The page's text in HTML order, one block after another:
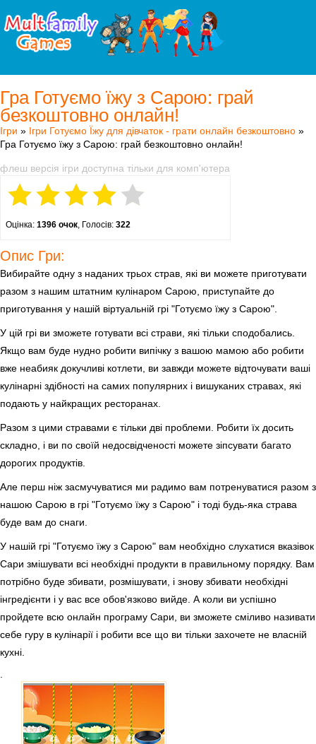
Гра Готуємо їжу з Сарою: грай
безкоштовно онлайн!
Ігри » Ігри Готуємо Їжу для дівчаток - грати онлайн безкоштовно »
Гра Готуємо їжу з Сарою: грай безкоштовно онлайн!
флеш версія ігри доступна тільки для комп'ютера
Оцінка: 1396 очок, Голосів: 322
Опис Гри:
Вибирайте одну з наданих трьох страв, які ви можете приготувати
разом з нашим штатним кулінаром Сарою, приступайте до
приготування у нашій віртуальній грі "Готуємо їжу з Сарою".
У цій грі ви зможете готувати всі страви, які тільки сподобались.
Якщо вам буде нудно робити випічку з вашою мамою або робити
вже неабияк докучливі котлети, ви завжди можете відточувати ваші
кулінарні здібності на самих популярних і вишуканих стравах, які
подають у найкращих ресторанах.
Разом з цими стравами є тільки дві проблеми. Робити їх досить
складно, і ви по своїй недосвідченості можете зіпсувати багато
дорогих продуктів.
Але перш ніж засмучуватися ми радимо вам потренуватися разом з
нашою Сарою в грі "Готуємо їжу з Сарою" і тоді будь-яка страва
буде вам до снаги.
У нашій грі "Готуємо їжу з Сарою" вам необхідно слухатися вказівок
Сари змішувати всі необхідні продукти в правильному порядку. Вам
потрібно буде збивати, розмішувати, і знову збивати необхідні
інгредієнти і у вас все обов'язково вийде. А коли ви успішно
пройдете всю онлайн програму Сари, ви зможете сміливо називати
себе гуру в кулінарії і робити все що ви тільки захочете не власній
кухні.